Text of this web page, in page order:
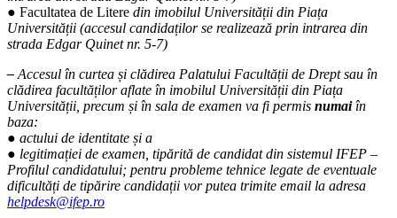
● Facultatea de Litere din imobilul Universității din Piața
Universității (accesul candidaților se realizează prin intrarea din
strada Edgar Quinet nr. 5-7)
– Accesul în curtea și clădirea Palatului Facultății de Drept sau în
clădirea facultăților aflate în imobilul Universității din Piața
Universității, precum și în sala de examen va fi permis numaiîn
baza:
● actului de identitate și a
● legitimației de examen, tipărită de candidat din sistemul IFEP –
Profilul candidatului; pentru probleme tehnice legate de eventuale
dificultăți de tipărire candidații vor putea trimite email la adresa
helpdesk@ifep.ro